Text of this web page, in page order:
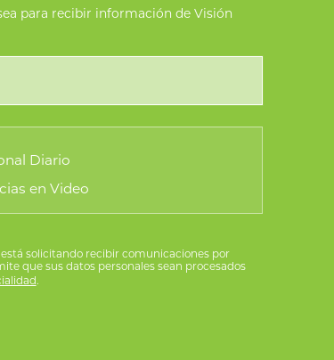
para recibir información de Visión
Diario
en Video
solicitando recibir comunicaciones por
que sus datos personales sean procesados
.